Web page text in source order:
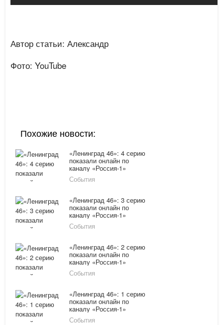
Автор статьи: Александр
Фото: YouTube
Похожие новости:
«Ленинград 46»: 4 серию
показали онлайн по
каналу «Россия-1»
15.03.16
События
«Ленинград 46»: 3 серию
показали онлайн по
каналу «Россия-1»
14.03.16
События
«Ленинград 46»: 2 серию
показали онлайн по
каналу «Россия-1»
14.03.16
События
«Ленинград 46»: 1 серию
показали онлайн по
каналу «Россия-1»
14.03.16
События